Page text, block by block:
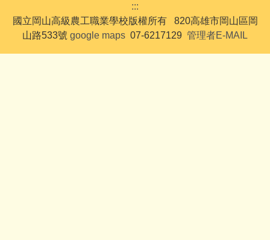
:::
國立岡山高級農工職業學校版權所有 820高雄市岡山區岡
山路533號 google maps 07-6217129 管理者E-MAIL